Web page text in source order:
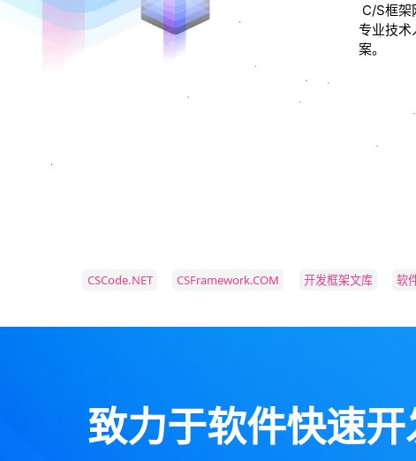
C/S框架
专业技术
案。
CSCode.NET CSFramework.COM 开发框架文库 软
致力于软件快速